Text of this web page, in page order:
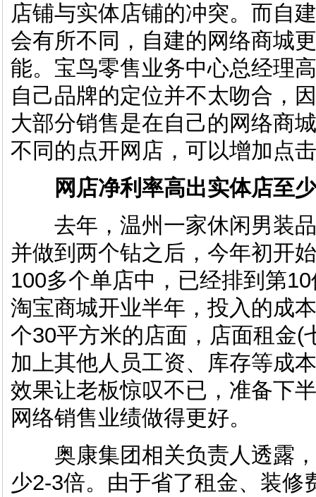
店铺与实体店铺的冲突。而自
会有所不同，自建的网络商城
能。宝鸟零售业务中心总经理
自己品牌的定位并不太吻合，
大部分销售是在自己的网络商
不同的点开网店，可以增加点
网店净利率高出实体店至
去年，温州一家休闲男装品
并做到两个钻之后，今年初开
100多个单店中，已经排到第
淘宝商城开业半年，投入的成
个30平方米的店面，店面租金(
加上其他人员工资、库存等成
效果让老板惊叹不已，准备下
网络销售业绩做得更好。
奥康集团相关负责人透露，
少2-3倍。由于省了租金、装